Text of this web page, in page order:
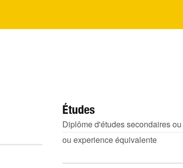
Études
Diplôme d'études secondaires
ou experience équivalente